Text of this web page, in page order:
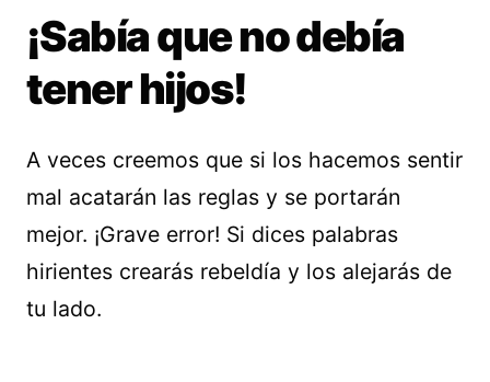
¡Sabía que no debía
tener hijos!
A veces creemos que si los hacemos sentir
mal acatarán las reglas y se portarán
mejor. ¡Grave error! Si dices palabras
hirientes crearás rebeldía y los alejarás de
tu lado.